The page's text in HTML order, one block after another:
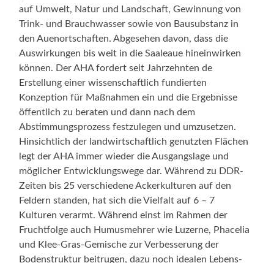
auf Umwelt, Natur und Landschaft, Gewinnung von
Trink- und Brauchwasser sowie von Bausubstanz in
den Auenortschaften. Abgesehen davon, dass die
Auswirkungen bis weit in die Saaleaue hineinwirken
können. Der AHA fordert seit Jahrzehnten de
Erstellung einer wissenschaftlich fundierten
Konzeption für Maßnahmen ein und die Ergebnisse
öffentlich zu beraten und dann nach dem
Abstimmungsprozess festzulegen und umzusetzen.
Hinsichtlich der landwirtschaftlich genutzten Flächen
legt der AHA immer wieder die Ausgangslage und
möglicher Entwicklungswege dar. Während zu DDR-
Zeiten bis 25 verschiedene Ackerkulturen auf den
Feldern standen, hat sich die Vielfalt auf 6 – 7
Kulturen verarmt. Während einst im Rahmen der
Fruchtfolge auch Humusmehrer wie Luzerne, Phacelia
und Klee-Gras-Gemische zur Verbesserung der
Bodenstruktur beitrugen, dazu noch idealen Lebens-